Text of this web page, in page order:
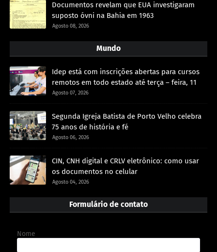
Documentos revelam que EUA investigaram
suposto óvni na Bahia em 1963
Agosto 08, 2026
Mundo
Idep está com inscrições abertas para cursos
remotos em todo estado até terça – feira, 11
Agosto 07, 2026
Segunda Igreja Batista de Porto Velho celebra
75 anos de história e fé
Agosto 06, 2026
CIN, CNH digital e CRLV eletrônico: como usar
os documentos no celular
Agosto 04, 2026
Formulário de contato
Nome